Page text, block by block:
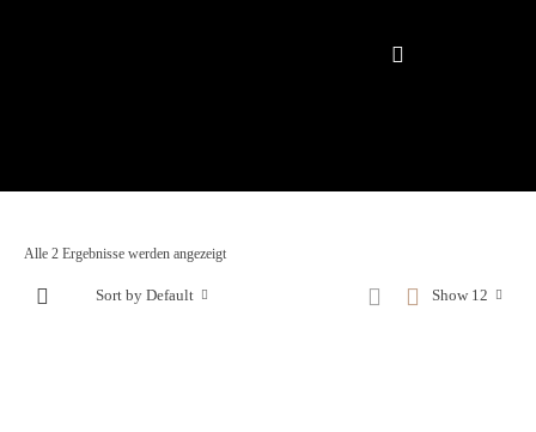
Alle 2 Ergebnisse werden angezeigt
Show 12
Sort by Default